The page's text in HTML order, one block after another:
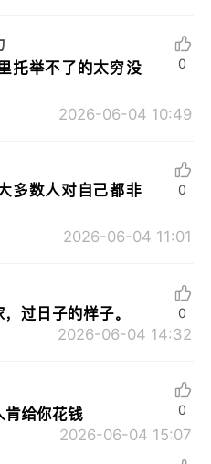
托举不了的太穷没
2026-06-04 10:49
0
多数人对自己都非
2026-06-04 11:01
0
过日子的样子。
2026-06-04 14:32
0
肯给你花钱
2026-06-04 15:07
0